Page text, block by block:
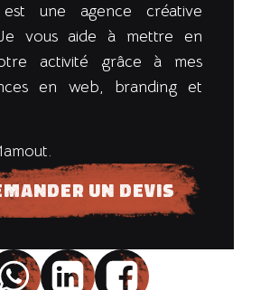
est une agence créative
vous aide à mettre en
activité grâce à mes
en web, branding et
un devis